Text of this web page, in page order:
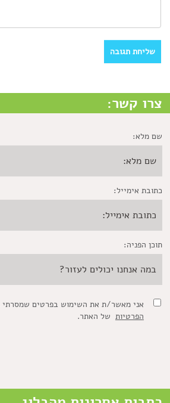
צרו קשר:
שם מלא:
כתובת אימייל:
תוכן הפניה:
אני מאשר/ת את השימוש בפרטים שמסרתי
הפרטיותשל האתר.